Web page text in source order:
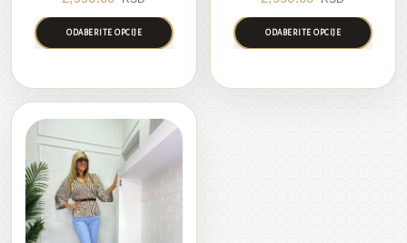
ODABERITE OPCIJE ODABERITE OPCIJE